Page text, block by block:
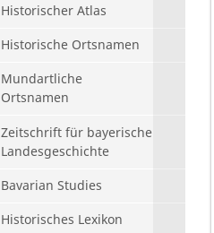
Historischer Atlas
Historische Ortsnamen
Mundartliche
Ortsnamen
Zeitschrift für bayerische
Landesgeschichte
Bavarian Studies
Historisches Lexikon